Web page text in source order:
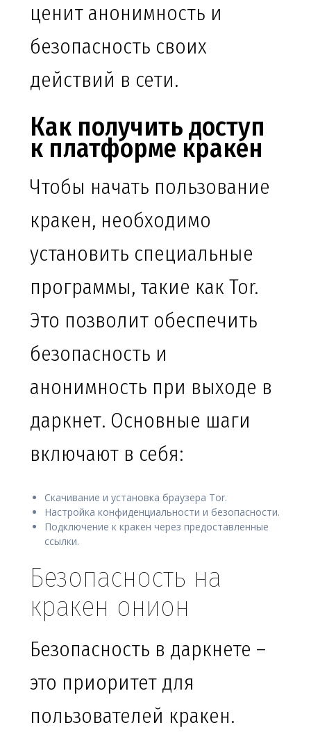
ценит анонимность и
безопасность своих
действий в сети.
Как получить доступ
к платформе кракен
Чтобы начать пользование
кракен, необходимо
установить специальные
программы, такие как Tor.
Это позволит обеспечить
безопасность и
анонимность при выходе в
даркнет. Основные шаги
включают в себя:
Скачивание и установка браузера Tor.
Настройка конфиденциальности и безопасности.
Подключение к кракен через предоставленные
ссылки.
Безопасность на
кракен онион
Безопасность в даркнете –
это приоритет для
пользователей кракен.